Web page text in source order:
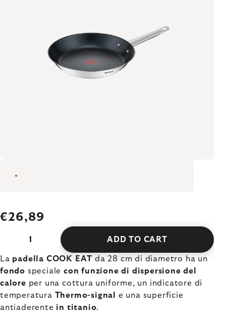
€26,89
ADD TO CART
La padella COOK EAT da 28 cm di diametro ha un
fondo speciale con funzione di dispersione del
calore per una cottura uniforme, un indicatore di
temperatura Thermo-signal
e una superficie
antiaderente in titanio.